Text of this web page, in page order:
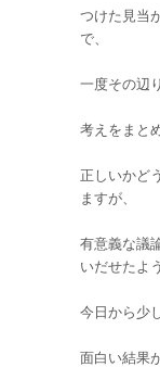
つけた見当
で、
一度その辺
考えをまと
正しいかど
ますが、
有意義な議
いだせたよ
今日から少
面白い結果